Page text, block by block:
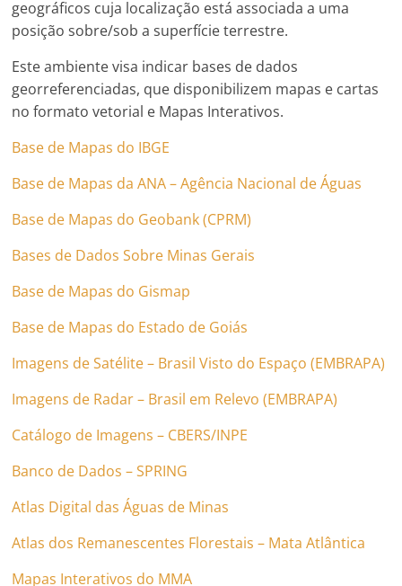
geográficos cuja localização está associada a uma
posição sobre/sob a superfície terrestre.
Este ambiente visa indicar bases de dados
georreferenciadas, que disponibilizem mapas e cartas
no formato vetorial e Mapas Interativos.
Base de Mapas do IBGE
Base de Mapas da ANA – Agência Nacional de Águas
Base de Mapas do Geobank (CPRM)
Bases de Dados Sobre Minas Gerais
Base de Mapas do Gismap
Base de Mapas do Estado de Goiás
Imagens de Satélite – Brasil Visto do Espaço (EMBRAPA)
Imagens de Radar – Brasil em Relevo (EMBRAPA)
Catálogo de Imagens – CBERS/INPE
Banco de Dados – SPRING
Atlas Digital das Águas de Minas
Atlas dos Remanescentes Florestais – Mata Atlântica
Mapas Interativos do MMA